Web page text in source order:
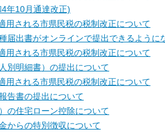
年10月通達改正)
用される市県民税の税制改正について
届出書がオンラインで提出できるように
用される市県民税の税制改正について
別明細書）の提出について
用される市県民税の税制改正について
告書の提出について
の住宅ローン控除について
からの特別徴収について